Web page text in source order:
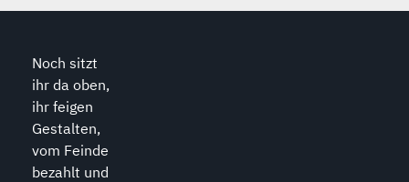
Noch sitzt
ihr da oben,
ihr feigen
Gestalten,
vom Feinde
bezahlt und